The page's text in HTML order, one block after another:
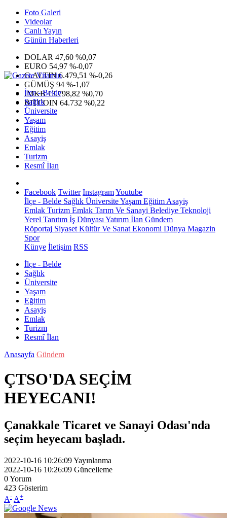
Foto Galeri
Videolar
Canlı Yayın
Günün Haberleri
DOLAR 47,60 %0,07
EURO 54,97 %-0,07
G.ALTIN6.479,51 %-0,26
GÜMÜŞ 94 %-1,07
IMKB13.798,82 %0,70
BITCOIN 64.732 %0,22
İlçe - Belde
Sağlık
Üniversite
Yaşam
Eğitim
Asayiş
Emlak
Turizm
Resmî İlan
Facebook Twitter InstagramYoutube
İlçe - Belde Sağlık ÜniversiteYaşam Eğitim Asayiş
Emlak Turizm Emlak Tarım Ve Sanayi Belediye Teknoloji
Yerel Tanıtım İş Dünyası Yatırım İlan Gündem
Röportaj Siyaset Kültür Ve Sanat Ekonomi Dünya Magazin
Spor
Künye İletişim RSS
İlçe - Belde
Sağlık
Üniversite
Yaşam
Eğitim
Asayiş
Emlak
Turizm
Resmî İlan
Anasayfa Gündem
ÇTSO'DA SEÇİM
HEYECANI!
Çanakkale Ticaret ve Sanayi Odası'nda
seçim heyecanı başladı.
2022-10-16 10:26:09Yayınlanma
2022-10-16 10:26:09 Güncelleme
0Yorum
423 Gösterim
A- A+